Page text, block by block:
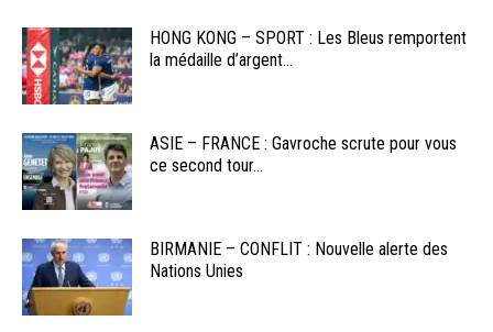
HONG KONG – SPORT : Les Bleus remportent
la médaille d’argent...
ASIE – FRANCE : Gavroche scrute pour vous
ce second tour...
BIRMANIE – CONFLIT : Nouvelle alerte des
Nations Unies